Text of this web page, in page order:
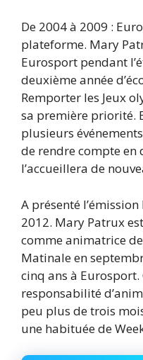
De 2004 à 2009 :
plateforme. Mary
Eurosport pendant
deuxième année
Remporter les Jeux
sa première priorité.
plusieurs
de rendre compte en
l’accueillera de
A présenté l’émission
2012. Mary Patrux
comme animatrice
Matinale en
cinq ans à
responsabilité
peu plus de trois
une habituée de